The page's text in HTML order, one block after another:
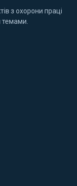
з охорони праці